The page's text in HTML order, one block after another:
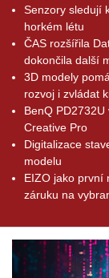
Senzory sledují
horkém létu
ČAS rozšířila
dokončila další
3D modely
rozvoj i zvládat
BenQ
Creative Pro
Digitalizace
modelu
EIZO jako první
záruku na